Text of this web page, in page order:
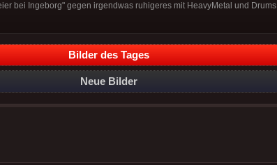
bei Ingeborg" gegen irgendwas ruhigeres mit HeavyMetal und Drums.
Bilder des Tages
Neue Bilder